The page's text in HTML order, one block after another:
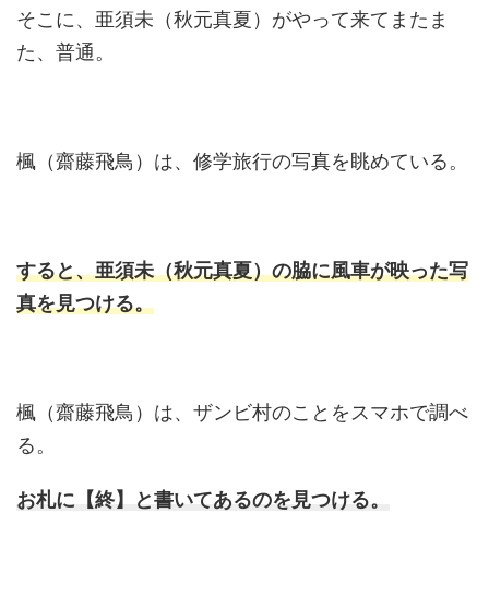
そこに、亜須未（秋元真夏）がやって来てまたま
た、普通。
楓（齋藤飛鳥）は、修学旅行の写真を眺めている。
すると、亜須未（秋元真夏）の脇に風車が映った写
真を見つける。
楓（齋藤飛鳥）は、ザンビ村のことをスマホで調べ
る。
お札に【終】と書いてあるのを見つける。